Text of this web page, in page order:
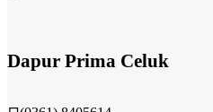
Dapur Prima Celuk